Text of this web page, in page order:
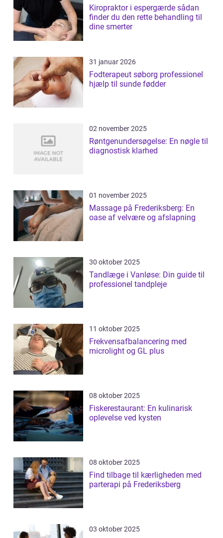
Kiropraktor i espergærde sådan
finder du den rette behandling til
dine smerter
31 januar 2026
Fodterapeut søborg professionel
hjælp til sunde fødder
02 november 2025
Røntgenundersøgelse: En nøgle til
diagnostisk klarhed
01 november 2025
Massage på Frederiksberg: En
oase af velvære og afslapning
30 oktober 2025
Tandlæge i Vanløse: Din guide til
professionel tandpleje
11 oktober 2025
Frekvensafbalancering med
microlight og GL plus
08 oktober 2025
Fiskerestaurant: En kulinarisk
oplevelse ved kysten
08 oktober 2025
Find tilbage til kærligheden med
parterapi på Frederiksberg
03 oktober 2025